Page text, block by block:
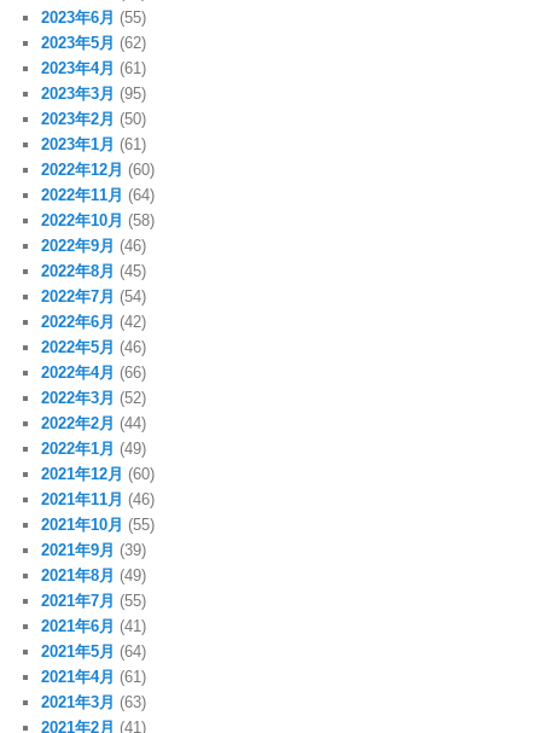
2023年6月 (55)
2023年5月 (62)
2023年4月 (61)
2023年3月 (95)
2023年2月 (50)
2023年1月 (61)
2022年12月 (60)
2022年11月 (64)
2022年10月 (58)
2022年9月 (46)
2022年8月 (45)
2022年7月 (54)
2022年6月 (42)
2022年5月 (46)
2022年4月 (66)
2022年3月 (52)
2022年2月 (44)
2022年1月 (49)
2021年12月 (60)
2021年11月 (46)
2021年10月 (55)
2021年9月 (39)
2021年8月 (49)
2021年7月 (55)
2021年6月 (41)
2021年5月 (64)
2021年4月 (61)
2021年3月 (63)
2021年2月 (41)